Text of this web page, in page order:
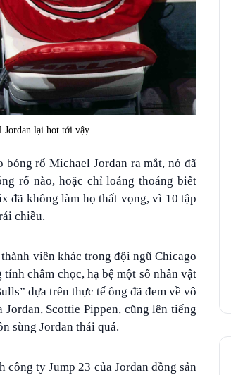
lại hot tới vậy..
rổ Michael Jordan ra mắt, nó đã
rổ nào, hoặc chỉ loáng thoáng biết
đã không làm họ thất vọng, vì 10 tập
chiều.
viên khác trong đội ngũ Chicago
châm chọc, hạ bệ một số nhân vật
dựa trên thực tế ông đã đem về vô
Scottie Pippen, cũng lên tiếng
sùng Jordan thái quá.
công ty Jump 23 của Jordan đồng sản